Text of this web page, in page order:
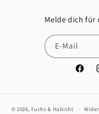
Melde dich für
E-Mail
© 2026, Fuchs & Habicht